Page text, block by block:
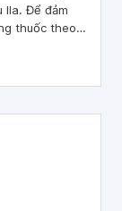
IIa. Để đảm
thuốc theo